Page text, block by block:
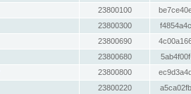
23800100
23800300
23800690
23800680
23800800
23800220